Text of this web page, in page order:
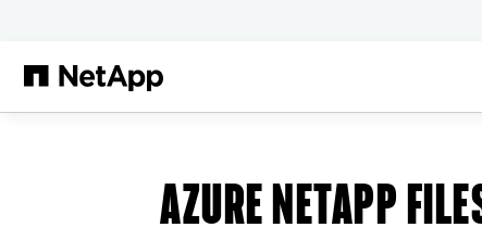
AZURE NETAPP